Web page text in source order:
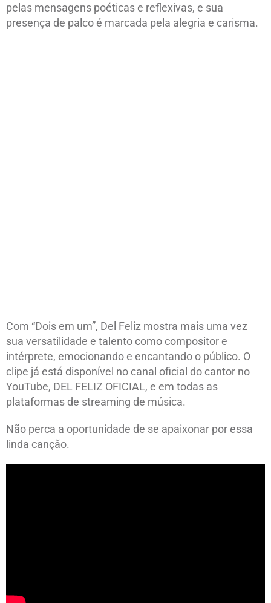
pelas mensagens poéticas e reflexivas, e sua
presença de palco é marcada pela alegria e carisma.
Com “Dois em um”, Del Feliz mostra mais uma vez
sua versatilidade e talento como compositor e
intérprete, emocionando e encantando o público. O
clipe já está disponível no canal oficial do cantor no
YouTube, DEL FELIZ OFICIAL, e em todas as
plataformas de streaming de música.
Não perca a oportunidade de se apaixonar por essa
linda canção.